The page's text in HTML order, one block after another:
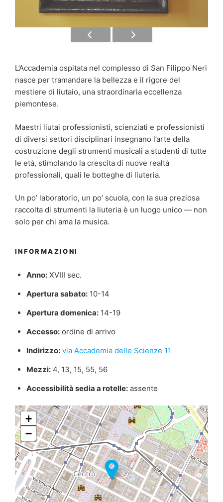
L’Accademia ospitata nel complesso di San Filippo Neri
nasce per tramandare la bellezza e il rigore del
mestiere di liutaio, una straordinaria eccellenza
piemontese.
Maestri liutai professionisti, scienziati e professionisti
di diversi settori disciplinari insegnano l’arte della
costruzione degli strumenti musicali a studenti di tutte
le età, stimolando la crescita di nuove realtà
professionali, quali le botteghe di liuteria.
Un po’ laboratorio, un po’ scuola, con la sua preziosa
raccolta di strumenti la liuteria è un luogo unico — non
solo per chi ama la musica.
INFORMAZIONI
Anno:XVIII sec.
Apertura sabato:10-14
Apertura domenica:14-19
Accesso:ordine di arrivo
Indirizzo: via Accademia delle Scienze 11
Mezzi:4, 13, 15, 55, 56
Accessibilità sedia a rotelle:assente
+
−